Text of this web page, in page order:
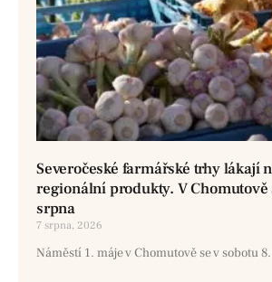
Severočeské farmářské trhy lákají
regionální produkty. V Chomutově
srpna
7 srpna, 2026
Náměstí 1. máje v Chomutově se v sobotu